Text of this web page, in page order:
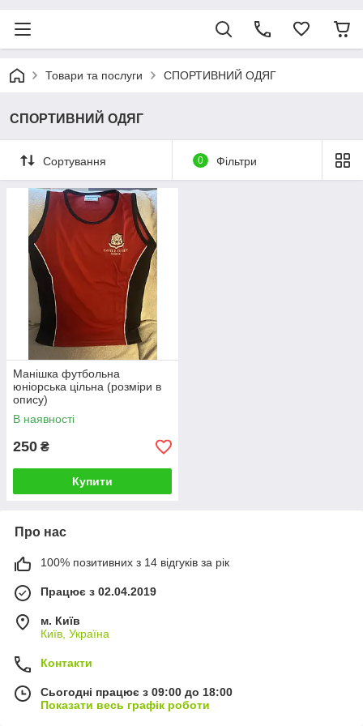
Товари та послуги СПОРТИВНИЙ ОДЯГ
СПОРТИВНИЙ ОДЯГ
Сортування 0 Фільтри
Манішка футбольна
юніорська цільна (розміри в
опису)
В наявності
250 ₴
Купити
Про нас
100% позитивних з 14 відгуків за рік
Працює з 02.04.2019
м. Київ
Київ, Україна
Контакти
Сьогодні працює з 09:00 до 18:00
Показати весь графік роботи